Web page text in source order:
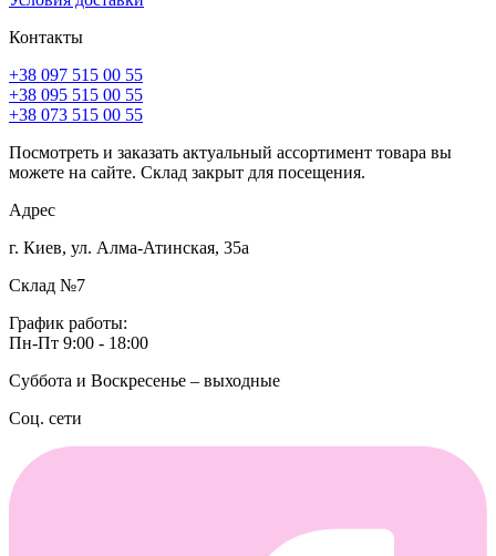
Контакты
+38 097 515 00 55
+38 095 515 00 55
+38 073 515 00 55
Посмотреть и заказать актуальный ассортимент товара вы
можете на сайте. Склад закрыт для посещения.
Адрес
г. Киев, ул. Алма-Атинская, 35а
Склад №7
График работы:
Пн-Пт 9:00 - 18:00
Суббота и Воскресенье – выходные
Соц. сети